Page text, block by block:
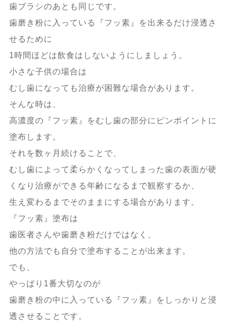
歯ブラシのあとも同じです。
歯磨き粉に入っている『フッ素』を出来るだけ浸透さ
せるために
1時間ほどは飲食はしないようにしましょう。
小さな子供の場合は
むし歯になっても治療が困難な場合があります。
そんな時は、
高濃度の『フッ素』をむし歯の部分にピンポイントに
塗布します。
それを数ヶ月続けることで、
むし歯によって柔らかくなってしまった歯の表面が硬
くなり治療ができる年齢になるまで観察するか、
生え変わるまでそのままにする場合があります。
『フッ素』塗布は
歯医者さんや歯磨き粉だけではなく、
他の方法でも自分で塗布することが出来ます。
でも、
やっぱり1番大切なのが
歯磨き粉の中に入っている『フッ素』をしっかりと浸
透させることです。